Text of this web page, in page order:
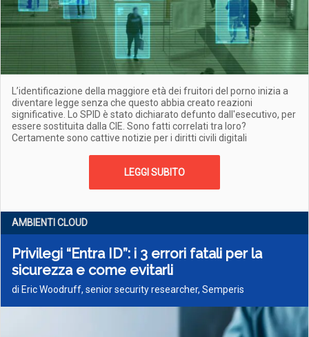
L’identificazione della maggiore età dei fruitori del porno inizia a
diventare legge senza che questo abbia creato reazioni
significative. Lo SPID è stato dichiarato defunto dall'esecutivo, per
essere sostituita dalla CIE. Sono fatti correlati tra loro?
Certamente sono cattive notizie per i diritti civili digitali
LEGGI SUBITO
AMBIENTI CLOUD
Privilegi “Entra ID”: i 3 errori fatali per la
sicurezza e come evitarli
di Eric Woodruff, senior security researcher, Semperis